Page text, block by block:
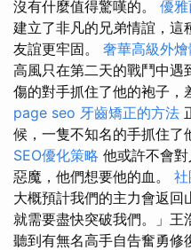
沒有什麼值得驚嘆的。 優
建立了非凡的兄弟情誼，這
友誼更牢固。 奢華高級外
高風只在第二天的戰鬥中遇
傷的對手抓住了他的袍子，
page seo 牙齒矯正的方法
候，一隻不知名的手抓住了
SEO優化策略 他或許不會
惡魔，他們想要他的血。
大概預計我們的主力會返回
就需要盡快突破我們。」
聽到有無名高手自告奮勇修